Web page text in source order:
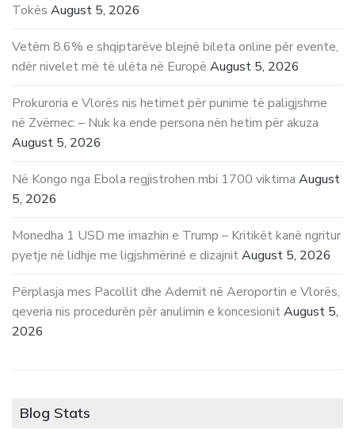
Tokës August 5, 2026
Vetëm 8.6% e shqiptarëve blejnë bileta online për evente,
ndër nivelet më të ulëta në Europë August 5, 2026
Prokuroria e Vlorës nis hetimet për punime të paligjshme
në Zvërnec: – Nuk ka ende persona nën hetim për akuza
August 5, 2026
Në Kongo nga Ebola regjistrohen mbi 1700 viktima August
5, 2026
Monedha 1 USD me imazhin e Trump – Kritikët kanë ngritur
pyetje në lidhje me ligjshmërinë e dizajnitAugust 5, 2026
Përplasja mes Pacollit dhe Ademit në Aeroportin e Vlorës,
qeveria nis procedurën për anulimin e koncesionitAugust 5,
2026
Blog Stats